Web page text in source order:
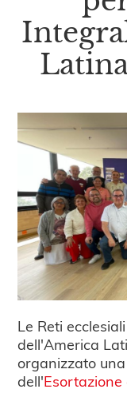
Le Reti
dell'America
organizzato
dell'